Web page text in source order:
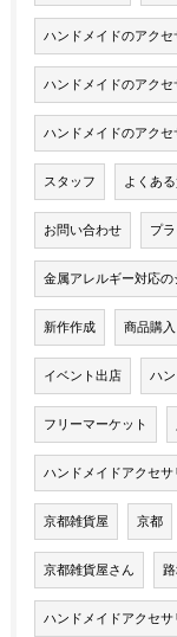
ハンドメイドのアクセ
ハンドメイドのアクセ
ハンドメイドのアクセ
スタッフ よくあ
お問い合わせ プ
金属アレルギー対応の
新作作成 商品購
イベント出店 ハ
フリーマーケット
ハンドメイドアクセサ
京都雑貨屋 京都
京都雑貨屋さん
ハンドメイドアクセサ